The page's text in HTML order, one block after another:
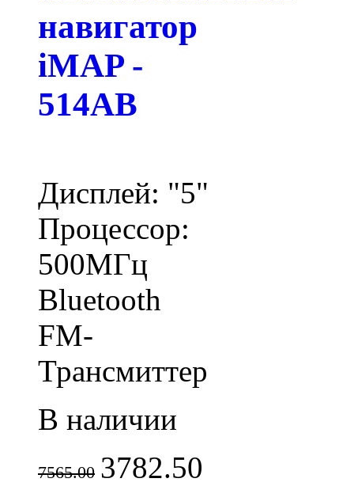
навигатор
iMAP -
514AB
Дисплей: "5"
Процессор:
500МГц
Bluetooth
FM-
Трансмиттер
В наличии
7565.00 3782.50